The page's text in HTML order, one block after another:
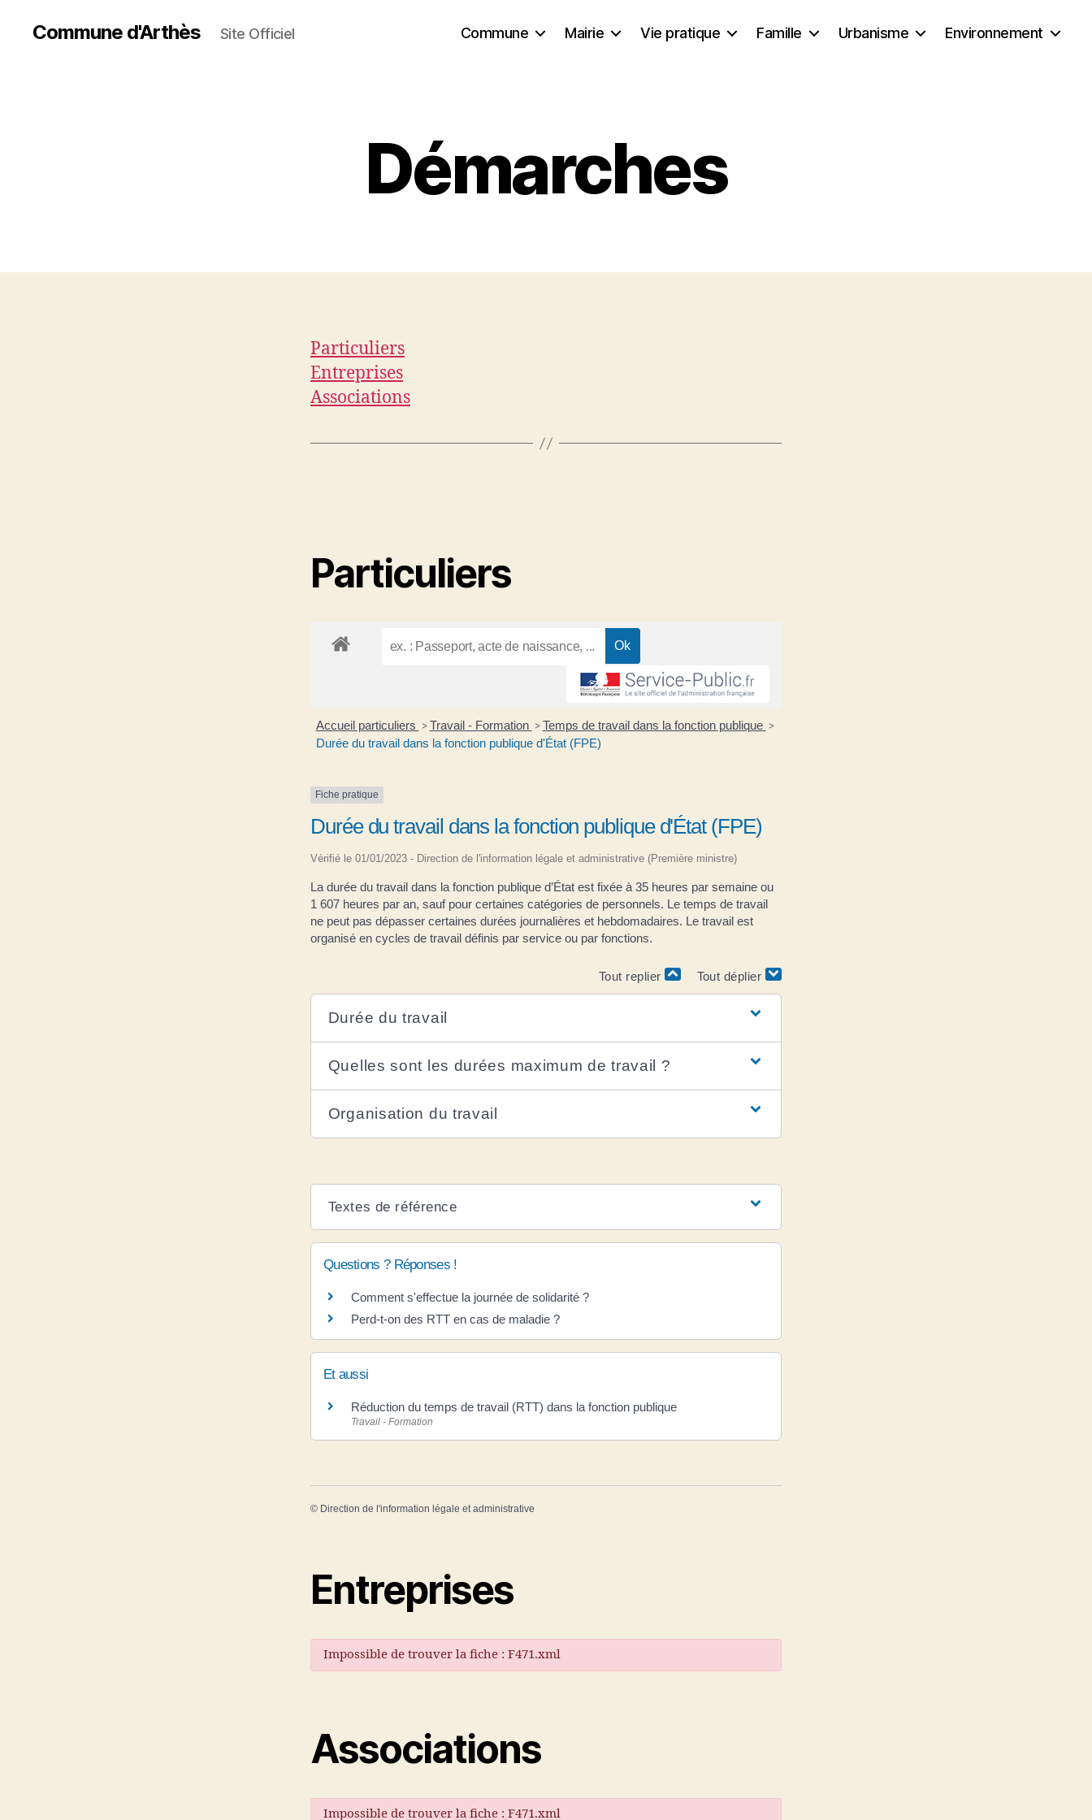
Commune d'Arthès Site Officiel Commune Mairie Vie pratique Famille Urbanisme Environnement
Démarches
Particuliers
Entreprises
Associations
Particuliers
Accueil particuliers > Travail - Formation > Temps de travail dans la fonction publique >
Durée du travail dans la fonction publique d'État (FPE)
Fiche pratique
Durée du travail dans la fonction publique d'État (FPE)
Vérifié le 01/01/2023 - Direction de l'information légale et administrative (Première ministre)
La durée du travail dans la fonction publique d’État est fixée à 35 heures par semaine ou
1 607 heures par an, sauf pour certaines catégories de personnels. Le temps de travail
ne peut pas dépasser certaines durées journalières et hebdomadaires. Le travail est
organisé en cycles de travail définis par service ou par fonctions.
Tout replier Tout déplier
Durée du travail
Quelles sont les durées maximum de travail ?
Organisation du travail
Textes de référence
Questions ? Réponses !
Comment s'effectue la journée de solidarité ?
Perd-t-on des RTT en cas de maladie ?
Et aussi
Réduction du temps de travail (RTT) dans la fonction publique
Travail - Formation
© Direction de l'information légale et administrative
Entreprises
Impossible de trouver la fiche : F471.xml
Associations
Impossible de trouver la fiche : F471.xml